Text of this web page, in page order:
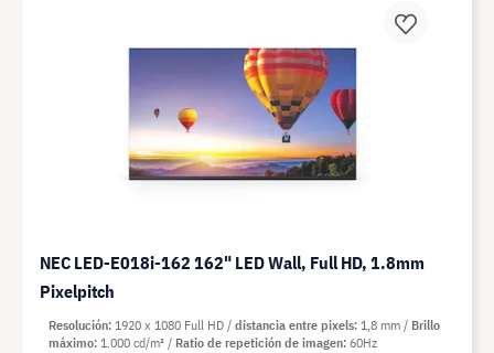
NEC LED-E018i-162 162" LED Wall, Full HD, 1.8mm
Pixelpitch
Resolución 1920 x 1080 Full HD distancia entre pixels 1,8 mm
Brillo
máximo 1.000 cd/m² Ratio de repetición de imagen 60Hz